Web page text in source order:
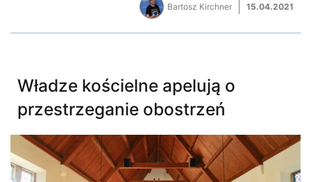
Bartosz Kirchner 15.04.2021
Władze kościelne apelują o
przestrzeganie obostrzeń